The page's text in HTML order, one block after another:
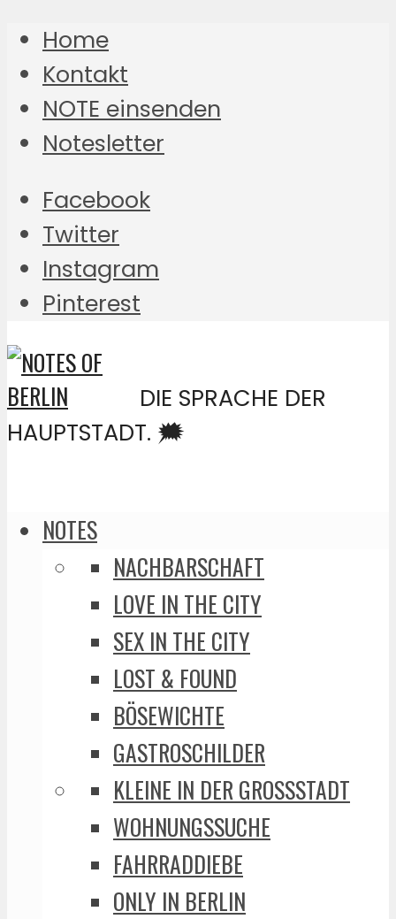
Home
Kontakt
NOTE einsenden
Notesletter
Facebook
Twitter
Instagram
Pinterest
DIE SPRACHE DER
HAUPTSTADT. 🗯️
NOTES
NACHBARSCHAFT
LOVE IN THE CITY
SEX IN THE CITY
LOST & FOUND
BÖSEWICHTE
GASTROSCHILDER
KLEINE IN DER GROSSSTADT
WOHNUNGSSUCHE
FAHRRADDIEBE
ONLY IN BERLIN